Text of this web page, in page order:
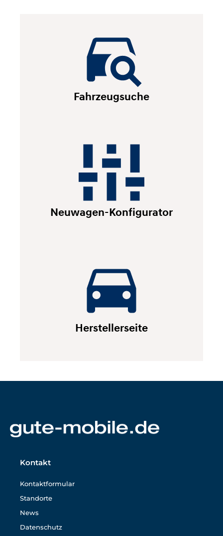
Fahrzeugsuche
Neuwagen-Konfigurator
Herstellerseite
Kontakt
Kontaktformular
Standorte
News
Datenschutz